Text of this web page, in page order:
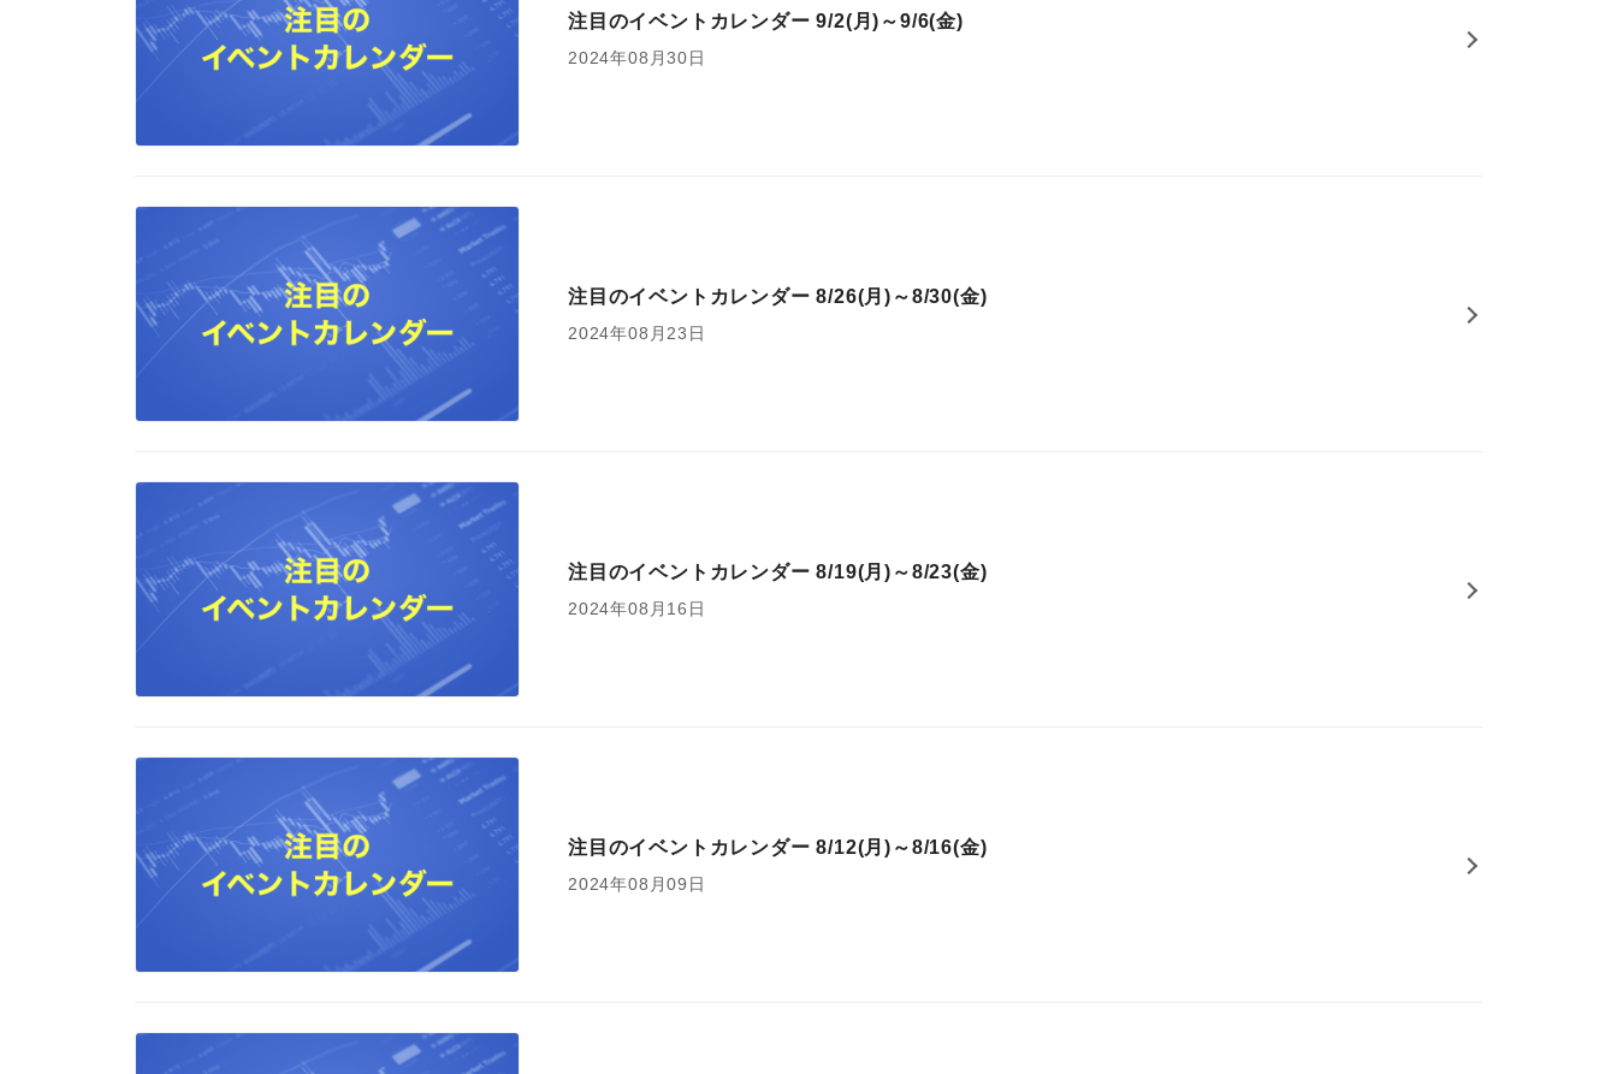
注目のイベントカレンダー 9/2(月)～9/6(金)
2024年08月30日
注目のイベントカレンダー 8/26(月)～8/30(金)
2024年08月23日
注目のイベントカレンダー 8/19(月)～8/23(金)
2024年08月16日
注目のイベントカレンダー 8/12(月)～8/16(金)
2024年08月09日